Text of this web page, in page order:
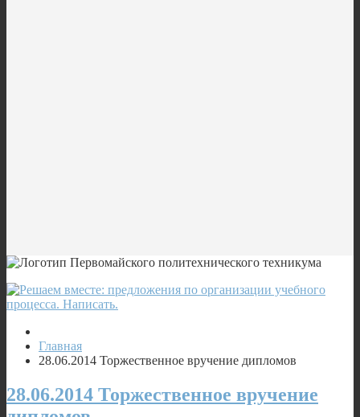
Главная
28.06.2014 Торжественное вручение дипломов
28.06.2014 Торжественное вручение